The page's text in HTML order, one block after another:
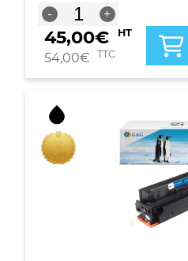
-
quantité
de
Toner
Premium
marque
G&G
HP
CF411X
/
CF411A
+
45,00€ HT
54,00€ TTC